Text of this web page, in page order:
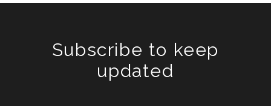
Subscribe to keep
updated